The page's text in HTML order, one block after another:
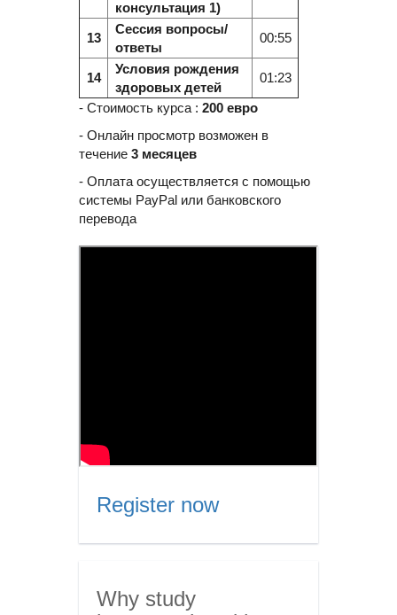
консультация 1)
13
Сессия вопросы/
ответы
00:55
14
Условия рождения
здоровых детей
01:23
- Стоимость курса : 200 евро
- Онлайн просмотр возможен в
течение 3 месяцев
- Оплата осуществляется с помощью
системы PayPal или банковского
перевода
Register now
Why study